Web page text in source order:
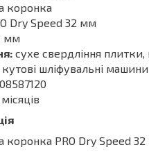
коронка
Dry Speed 32 мм
мм
сухе свердління плитки,
кутові шліфувальні машини
коронка PRO Dry Speed